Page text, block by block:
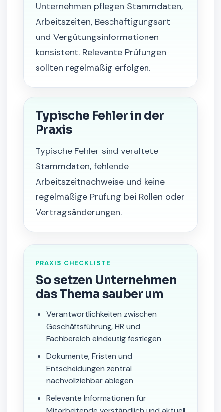
Unternehmen pflegen Stammdaten,
Arbeitszeiten, Beschäftigungsart
und Vergütungsinformationen
konsistent. Relevante Prüfungen
sollten regelmäßig erfolgen.
Typische Fehler in der
Praxis
Typische Fehler sind veraltete
Stammdaten, fehlende
Arbeitszeitnachweise und keine
regelmäßige Prüfung bei Rollen oder
Vertragsänderungen.
PRAXIS CHECKLISTE
So setzen Unternehmen
das Thema sauber um
Verantwortlichkeiten zwischen
Geschäftsführung, HR und
Fachbereich eindeutig festlegen
Dokumente, Fristen und
Entscheidungen zentral
nachvollziehbar ablegen
Relevante Informationen für